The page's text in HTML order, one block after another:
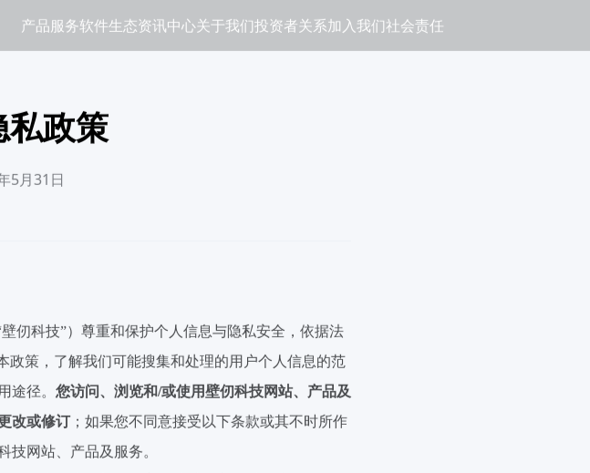
产品服务软件生态资讯中心关于我们投资者关系加入我们社会责任
政策
5月31日
壁仞科技”）尊重和保护个人信息与隐私安全，依据法
政策，了解我们可能搜集和处理的用户个人信息的范
途径。 您访问、浏览和/或使用壁仞科技网站、产品及
改或修订；如果您不同意接受以下条款或其不时所作
技网站、产品及服务。